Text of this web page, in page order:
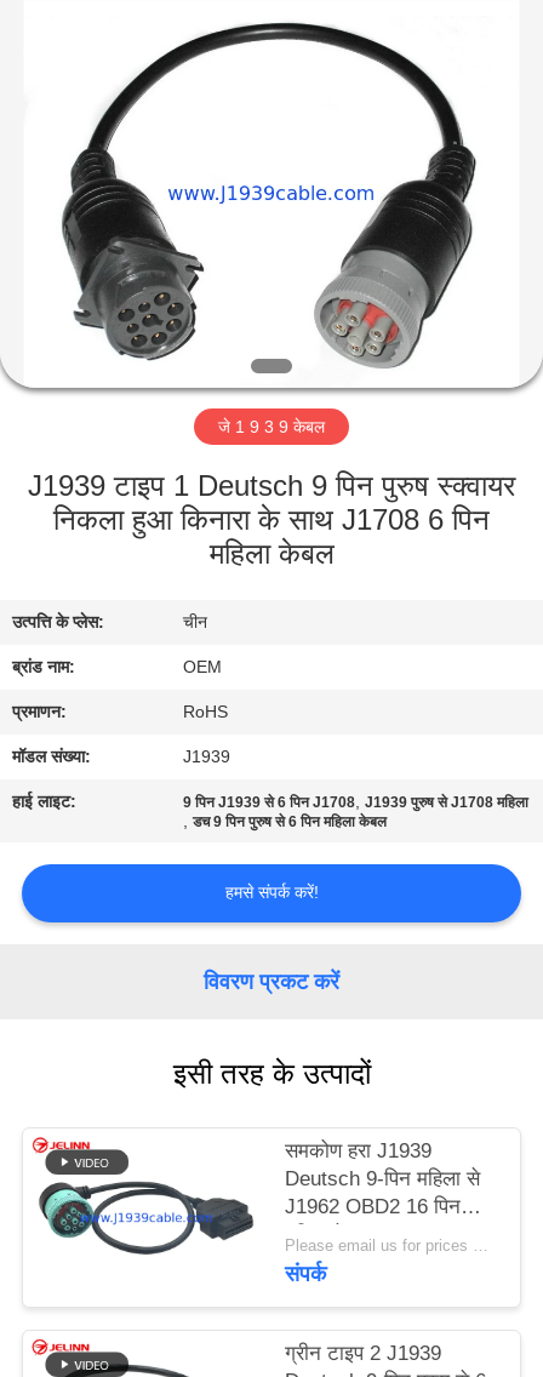
उत्पादों
में
भ्रमण
नियंत्रण
संपर्क
करें
एक
की
विनती
PRIVACY
POLICY
जे 1 9 3 9 केबल
J1939 टाइप 1 Deutsch 9 पिन पुरुष स्क्वायर
निकला हुआ किनारा के साथ J1708 6 पिन
महिला केबल
उत्पत्ति के प्लेस: चीन
ब्रांड नाम: OEM
प्रमाणन: RoHS
मॉडल संख्या: J1939
हाई लाइट: 9 पिन J1939 से 6 पिन J1708,J1939 पुरुष से J1708 महिला
,डच 9 पिन पुरुष से 6 पिन महिला केबल
हमसे संपर्क करें!
विवरण प्रकट करें
इसी तरह के उत्पादों
समकोण हरा J1939
Deutsch 9-पिन महिला से
J1962 OBD2 16 पिन
महिला केबल
Please email us for prices MOQ:100 पीसी
संपर्क
ग्रीन टाइप 2 J1939